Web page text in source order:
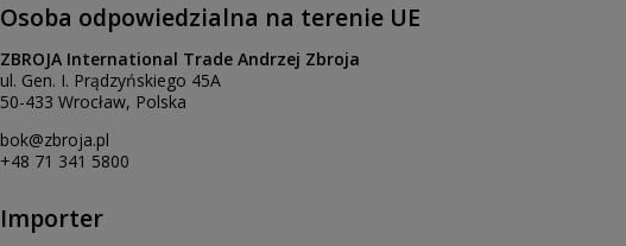
Osoba odpowiedzialna na terenie UE
ZBROJA International Trade Andrzej Zbroja
ul. Gen. I. Prądzyńskiego 45A
50-433 Wrocław, Polska
bok@zbroja.pl
+48 71 341 5800
Importer